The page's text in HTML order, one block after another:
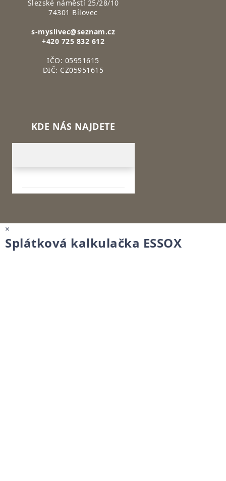
Slezské náměstí 25/28/10
74301 Bílovec
s-myslivec@seznam.cz
+420 725 832 612
IČO: 05951615
DIČ: CZ05951615
KDE NÁS NAJDETE
×
Splátková kalkulačka ESSOX